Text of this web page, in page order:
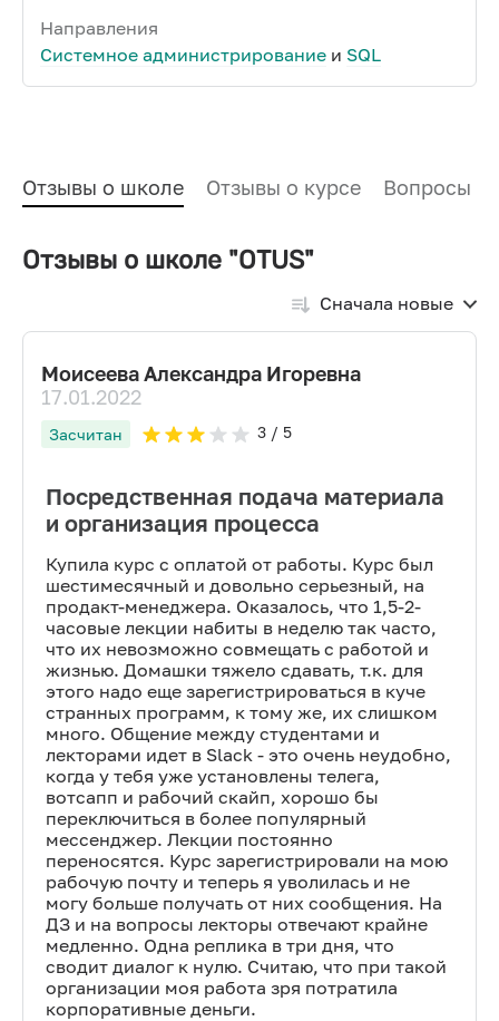
Направления
Системное администрирование и SQL
Отзывы о школе Отзывы о курсе Вопросы и
Отзывы о школе "OTUS"
Сначала новые
Моисеева Александра Игоревна
17.01.2022
Засчитан 3/ 5
Посредственная подача материала
и организация процесса
Купила курс с оплатой от работы. Курс был
шестимесячный и довольно серьезный, на
продакт-менеджера. Оказалось, что 1,5-2-
часовые лекции набиты в неделю так часто,
что их невозможно совмещать с работой и
жизнью. Домашки тяжело сдавать, т.к. для
этого надо еще зарегистрироваться в куче
странных программ, к тому же, их слишком
много. Общение между студентами и
лекторами идет в Slack - это очень неудобно,
когда у тебя уже установлены телега,
вотсапп и рабочий скайп, хорошо бы
переключиться в более популярный
мессенджер. Лекции постоянно
переносятся. Курс зарегистрировали на мою
рабочую почту и теперь я уволилась и не
могу больше получать от них сообщения. На
ДЗ и на вопросы лекторы отвечают крайне
медленно. Одна реплика в три дня, что
сводит диалог к нулю. Считаю, что при такой
организации моя работа зря потратила
корпоративные деньги.